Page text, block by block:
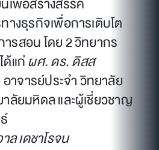
เพื่อสร้างสรรค์
างธุรกิจเพื่อการเติบโต
รสอน โดย 2 วิทยากร
แก่ผศ.ดร.ดิสส
าจารย์ประจำ วิทยาลัย
ลัยมหิดล และผู้เชี่ยวชาญ
ลเดชาโรจน